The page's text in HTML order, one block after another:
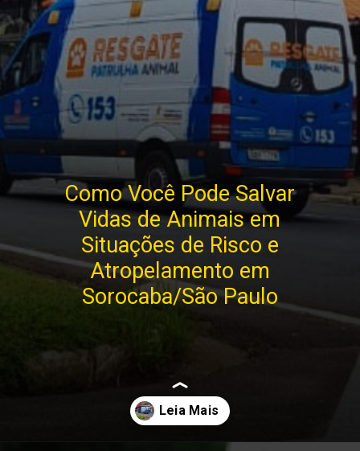
Como Você Pode Salvar
Vidas de Animais em
Situações de Risco e
Atropelamento em
Sorocaba/São Paulo